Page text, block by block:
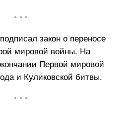
• • •
закон о переносе
мировой войны. На
Первой мировой
и Куликовской битвы.
• • •